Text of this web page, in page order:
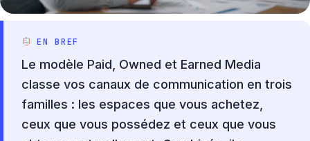
EN BREF
Le modèle Paid, Owned et Earned Media
classe vos canaux de communication en trois
familles : les espaces que vous achetez,
ceux que vous possédez et ceux que vous